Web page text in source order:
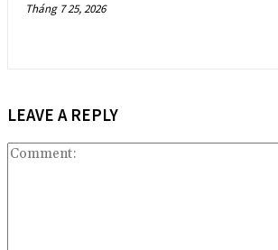
Tháng 7 25, 2026
LEAVE A REPLY